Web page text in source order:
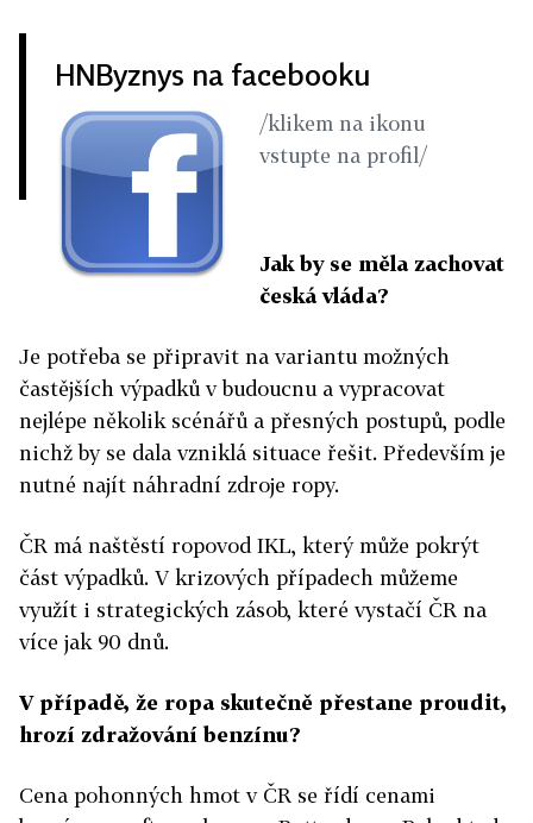
HNByznys na facebooku
/klikem na ikonu
vstupte na profil/
Jak by se měla zachovat
česká vláda?
Je potřeba se připravit na variantu možných
častějších výpadků v budoucnu a vypracovat
nejlépe několik scénářů a přesných postupů, podle
nichž by se dala vzniklá situace řešit. Především je
nutné najít náhradní zdroje ropy.
ČR má naštěstí ropovod IKL, který může pokrýt
část výpadků. V krizových případech můžeme
využít i strategických zásob, které vystačí ČR na
více jak 90 dnů.
V případě, že ropa skutečně přestane proudit,
hrozí zdražování benzínu?
Cena pohonných hmot v ČR se řídí cenami